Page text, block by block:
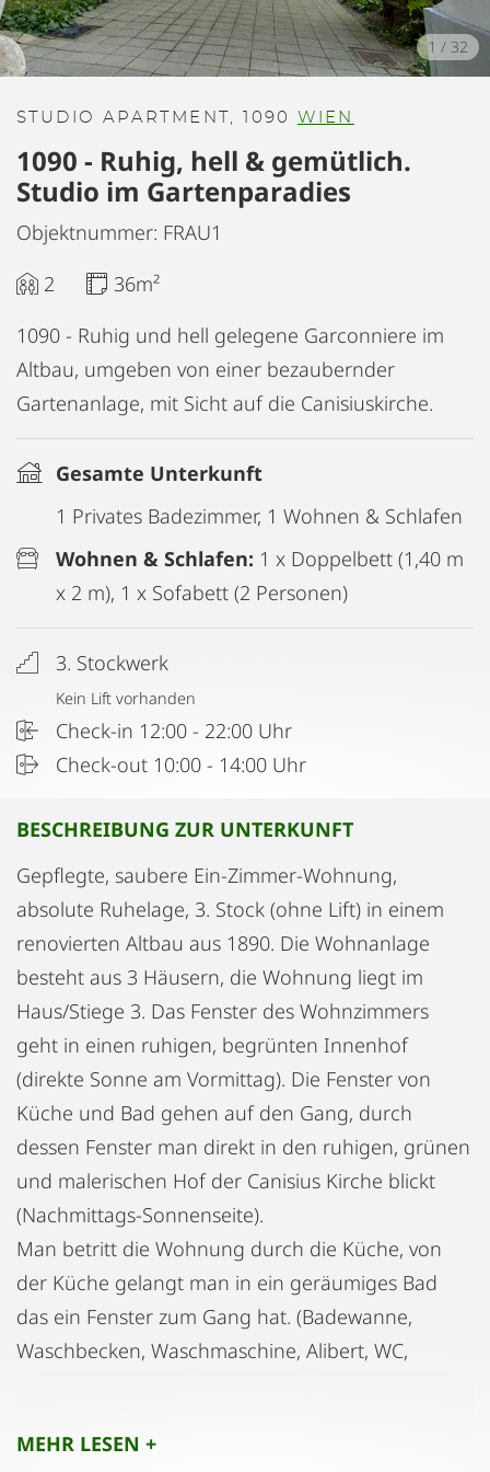
1 / 32
STUDIO APARTMENT, 1090 WIEN
1090 - Ruhig, hell & gemütlich.
Studio im Gartenparadies
Objektnummer: FRAU1
2
36m²
1090 - Ruhig und hell gelegene Garconniere im
Altbau, umgeben von einer bezaubernder
Gartenanlage, mit Sicht auf die Canisiuskirche.
Gesamte Unterkunft
1 Privates Badezimmer, 1 Wohnen & Schlafen
Wohnen & Schlafen: 1 x Doppelbett (1,40 m
x 2 m), 1 x Sofabett (2 Personen)
3. Stockwerk
Kein Lift vorhanden
Check-in 12:00 - 22:00 Uhr
Check-out 10:00 - 14:00 Uhr
BESCHREIBUNG ZUR UNTERKUNFT
Gepflegte, saubere Ein-Zimmer-Wohnung,
absolute Ruhelage, 3. Stock (ohne Lift) in einem
renovierten Altbau aus 1890. Die Wohnanlage
besteht aus 3 Häusern, die Wohnung liegt im
Haus/Stiege 3. Das Fenster des Wohnzimmers
geht in einen ruhigen, begrünten Innenhof
(direkte Sonne am Vormittag). Die Fenster von
Küche und Bad gehen auf den Gang, durch
dessen Fenster man direkt in den ruhigen, grünen
und malerischen Hof der Canisius Kirche blickt
(Nachmittags-Sonnenseite).
Man betritt die Wohnung durch die Küche, von
der Küche gelangt man in ein geräumiges Bad
das ein Fenster zum Gang hat. (Badewanne,
Waschbecken, Waschmaschine, Alibert, WC,
Küchenausstattung: Fliesenboden, Geschirr-
MEHR LESEN +